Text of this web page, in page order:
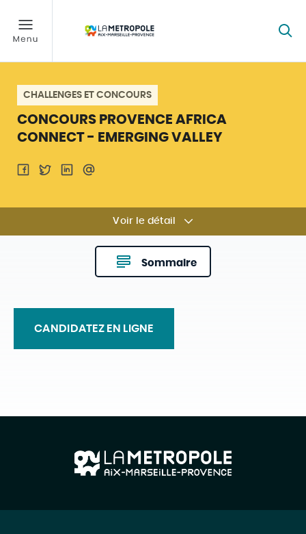
CHALLENGES ET CONCOURS
CONCOURS PROVENCE AFRICA
CONNECT - EMERGING VALLEY
Voir le détail
Sommaire
CANDIDATEZ EN LIGNE